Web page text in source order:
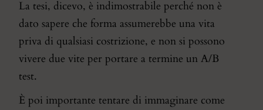
La tesi, dicevo, è indimostrabile perché non è
dato sapere che forma assumerebbe una vita
priva di qualsiasi costrizione, e non si possono
vivere due vite per portare a termine un A/B
test.
È poi importante tentare di immaginare come